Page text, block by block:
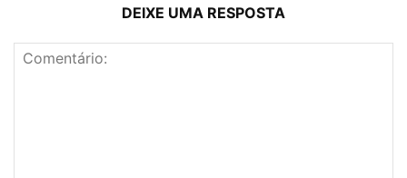
DEIXE UMA RESPOSTA